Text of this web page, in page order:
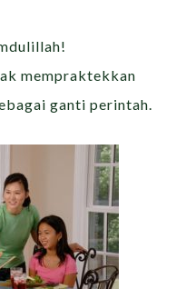
mempraktekkan
ganti perintah.